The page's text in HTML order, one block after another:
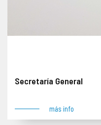
Secretaría General
más info